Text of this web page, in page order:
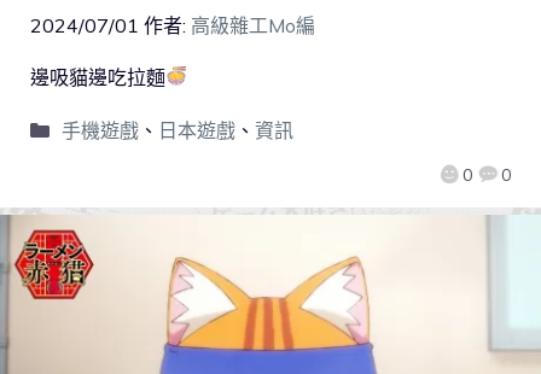
2024/07/01 作者: 高級雜工Mo編
0 0
邊吸貓邊吃拉麵
手機遊戲、 日本遊戲、 資訊